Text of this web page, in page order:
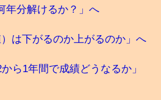
年分解けるか？」へ
）は下がるのか上がるのか」へ
ら1年間で成績どうなるか」